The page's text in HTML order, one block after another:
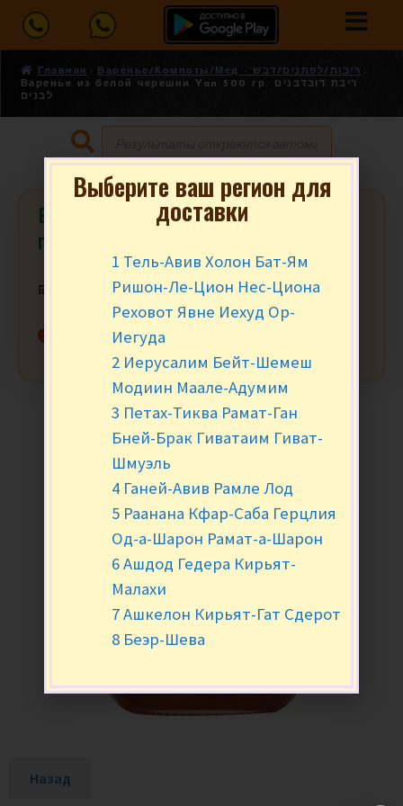
Главная
Варенье/Компоты/Мед - ריבות/לפתנים/דבש
Варенье из белой черешни Yan 500 гр. ריבת דובדבנים
לבנים
Варенье из белой черешни Yan 500
₪ 22.90 за шт.
Нет в наличии
Назад
Выберите ваш регион для
доставки
1 Тель-Авив Холон Бат-Ям
Ришон-Ле-Цион Нес-Циона
Реховот Явне Иехуд Ор-
Иегуда
2 Иерусалим Бейт-Шемеш
Модиин Маале-Адумим
3 Петах-Тиква Рамат-Ган
Бней-Брак Гиватаим Гиват-
Шмуэль
4 Ганей-Авив Рамле Лод
5 Раанана Кфар-Саба Герцлия
Од-а-Шарон Рамат-а-Шарон
6 Ашдод Гедера Кирьят-
Малахи
7 Ашкелон Кирьят-Гат Сдерот
8 Беэр-Шева